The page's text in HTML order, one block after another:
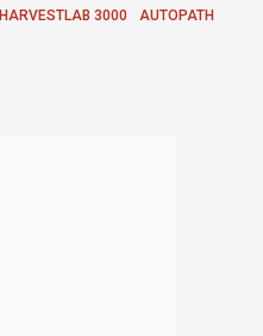
HARVESTLAB 3000
AUTOPATH